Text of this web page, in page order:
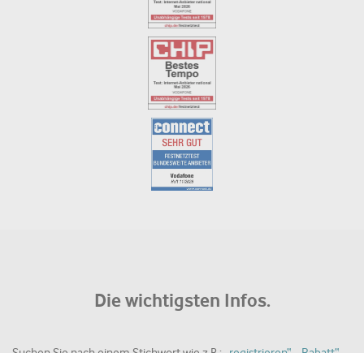
Die wichtigsten Infos.